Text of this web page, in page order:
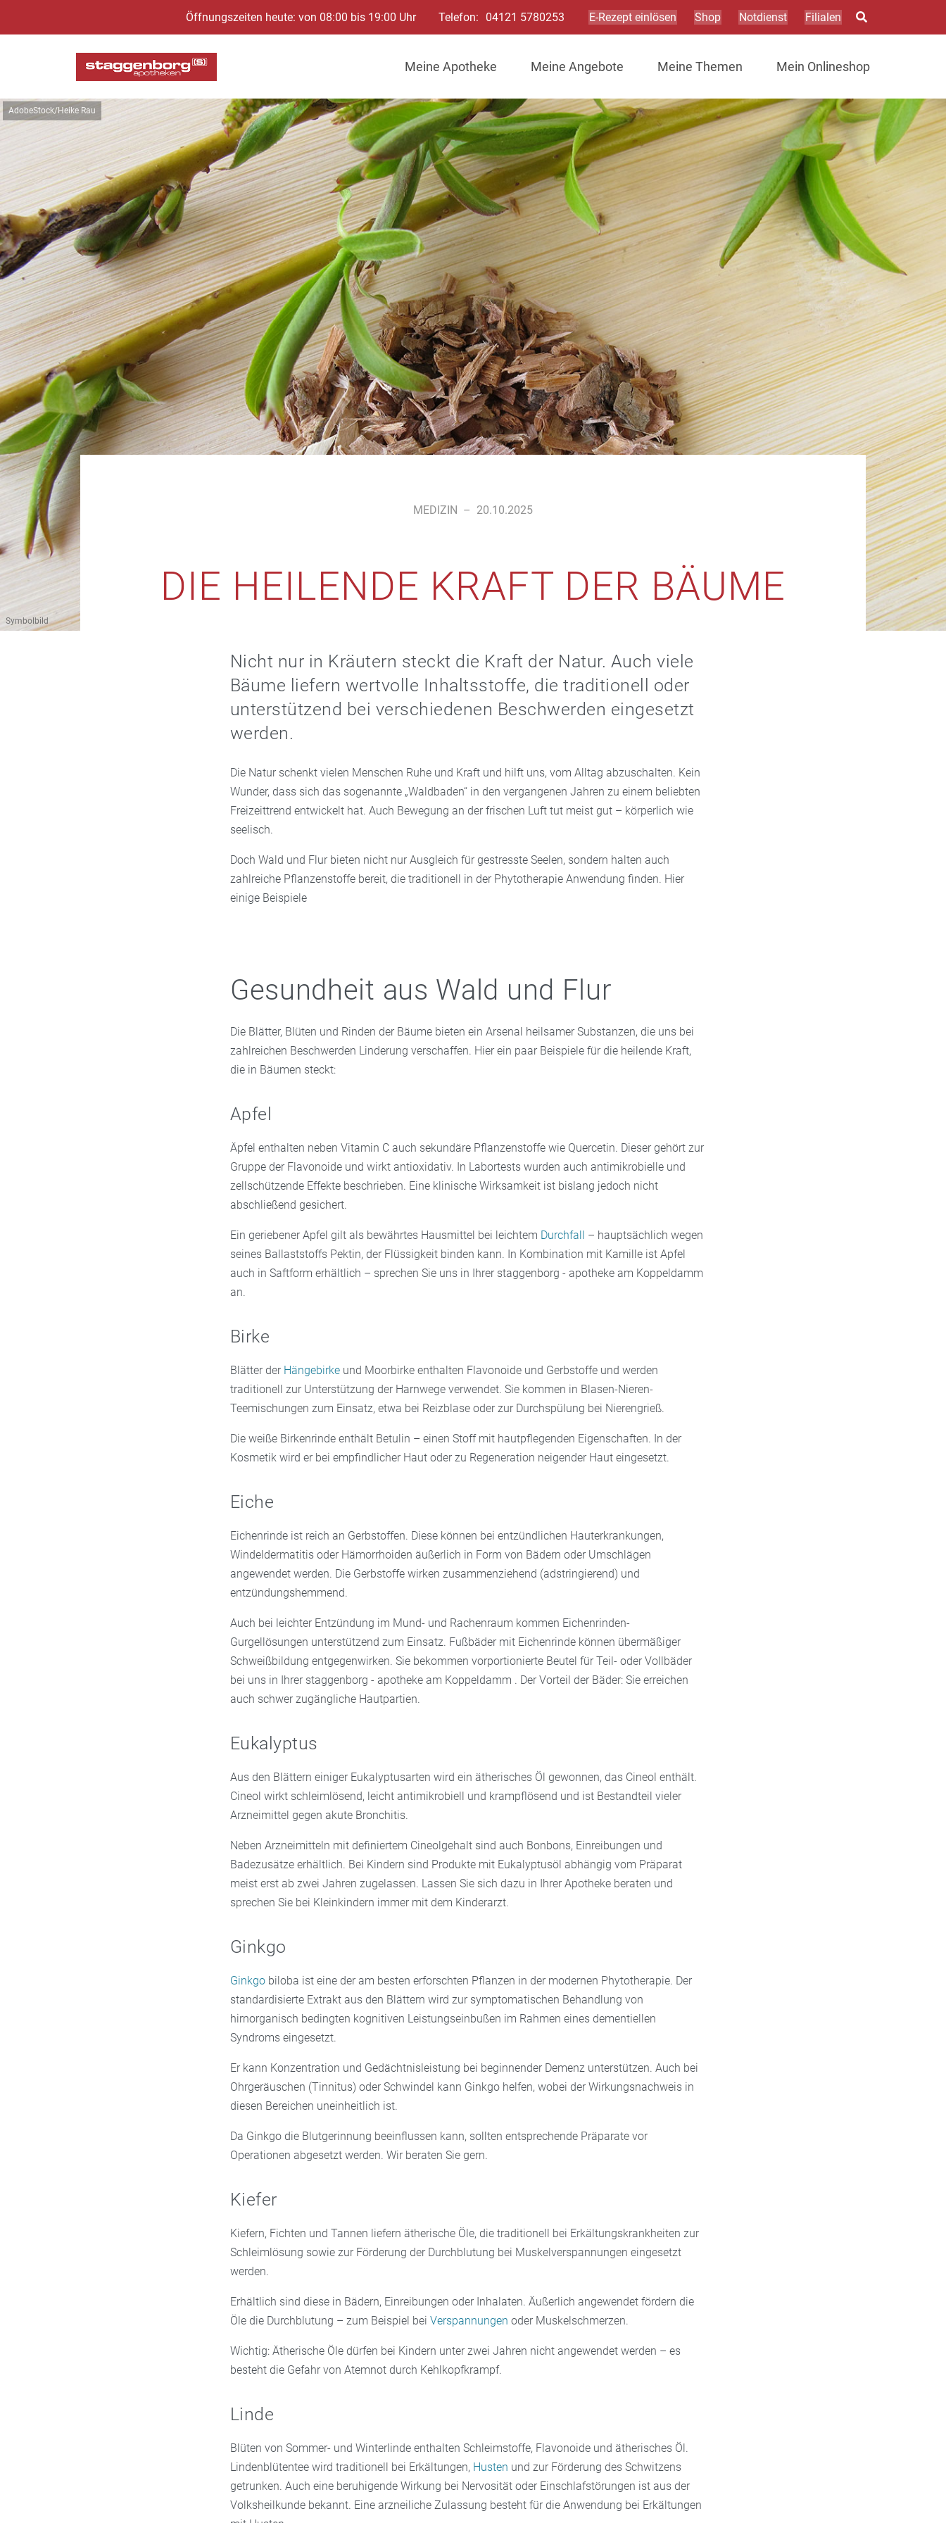
Öffnungszeiten heute: von 08:00 bis 19:00 Uhr Telefon: 04121 5780253 E-Rezept einlösen Shop Notdienst Filialen
Meine Apotheke Meine Angebote Meine Themen Mein Onlineshop
AdobeStock/Heike Rau
Symbolbild
MEDIZIN – 20.10.2025
DIE HEILENDE KRAFT DER BÄUME
Nicht nur in Kräutern steckt die Kraft der Natur. Auch viele
Bäume liefern wertvolle Inhaltsstoffe, die traditionell oder
unterstützend bei verschiedenen Beschwerden eingesetzt
werden.
Die Natur schenkt vielen Menschen Ruhe und Kraft und hilft uns, vom Alltag abzuschalten. Kein
Wunder, dass sich das sogenannte „Waldbaden“ in den vergangenen Jahren zu einem beliebten
Freizeittrend entwickelt hat. Auch Bewegung an der frischen Luft tut meist gut – körperlich wie
seelisch.
Doch Wald und Flur bieten nicht nur Ausgleich für gestresste Seelen, sondern halten auch
zahlreiche Pflanzenstoffe bereit, die traditionell in der Phytotherapie Anwendung finden. Hier
einige Beispiele
Gesundheit aus Wald und Flur
Die Blätter, Blüten und Rinden der Bäume bieten ein Arsenal heilsamer Substanzen, die uns bei
zahlreichen Beschwerden Linderung verschaffen. Hier ein paar Beispiele für die heilende Kraft,
die in Bäumen steckt:
Apfel
Äpfel enthalten neben Vitamin C auch sekundäre Pflanzenstoffe wie Quercetin. Dieser gehört zur
Gruppe der Flavonoide und wirkt antioxidativ. In Labortests wurden auch antimikrobielle und
zellschützende Effekte beschrieben. Eine klinische Wirksamkeit ist bislang jedoch nicht
abschließend gesichert.
Ein geriebener Apfel gilt als bewährtes Hausmittel bei leichtem Durchfall – hauptsächlich wegen
seines Ballaststoffs Pektin, der Flüssigkeit binden kann. In Kombination mit Kamille ist Apfel
auch in Saftform erhältlich – sprechen Sie uns in Ihrer staggenborg - apotheke am Koppeldamm
an.
Birke
Blätter der Hängebirkeund Moorbirke enthalten Flavonoide und Gerbstoffe und werden
traditionell zur Unterstützung der Harnwege verwendet. Sie kommen in Blasen-Nieren-
Teemischungen zum Einsatz, etwa bei Reizblase oder zur Durchspülung bei Nierengrieß.
Die weiße Birkenrinde enthält Betulin – einen Stoff mit hautpflegenden Eigenschaften. In der
Kosmetik wird er bei empfindlicher Haut oder zu Regeneration neigender Haut eingesetzt.
Eiche
Eichenrinde ist reich an Gerbstoffen. Diese können bei entzündlichen Hauterkrankungen,
Windeldermatitis oder Hämorrhoiden äußerlich in Form von Bädern oder Umschlägen
angewendet werden. Die Gerbstoffe wirken zusammenziehend (adstringierend) und
entzündungshemmend.
Auch bei leichter Entzündung im Mund- und Rachenraum kommen Eichenrinden-
Gurgellösungen unterstützend zum Einsatz. Fußbäder mit Eichenrinde können übermäßiger
Schweißbildung entgegenwirken. Sie bekommen vorportionierte Beutel für Teil- oder Vollbäder
bei uns in Ihrer staggenborg - apotheke am Koppeldamm . Der Vorteil der Bäder: Sie erreichen
auch schwer zugängliche Hautpartien.
Eukalyptus
Aus den Blättern einiger Eukalyptusarten wird ein ätherisches Öl gewonnen, das Cineol enthält.
Cineol wirkt schleimlösend, leicht antimikrobiell und krampflösend und ist Bestandteil vieler
Arzneimittel gegen akute Bronchitis.
Neben Arzneimitteln mit definiertem Cineolgehalt sind auch Bonbons, Einreibungen und
Badezusätze erhältlich. Bei Kindern sind Produkte mit Eukalyptusöl abhängig vom Präparat
meist erst ab zwei Jahren zugelassen. Lassen Sie sich dazu in Ihrer Apotheke beraten und
sprechen Sie bei Kleinkindern immer mit dem Kinderarzt.
Ginkgo
Ginkgobiloba ist eine der am besten erforschten Pflanzen in der modernen Phytotherapie. Der
standardisierte Extrakt aus den Blättern wird zur symptomatischen Behandlung von
hirnorganisch bedingten kognitiven Leistungseinbußen im Rahmen eines dementiellen
Syndroms eingesetzt.
Er kann Konzentration und Gedächtnisleistung bei beginnender Demenz unterstützen. Auch bei
Ohrgeräuschen (Tinnitus) oder Schwindel kann Ginkgo helfen, wobei der Wirkungsnachweis in
diesen Bereichen uneinheitlich ist.
Da Ginkgo die Blutgerinnung beeinflussen kann, sollten entsprechende Präparate vor
Operationen abgesetzt werden. Wir beraten Sie gern.
Kiefer
Kiefern, Fichten und Tannen liefern ätherische Öle, die traditionell bei Erkältungskrankheiten zur
Schleimlösung sowie zur Förderung der Durchblutung bei Muskelverspannungen eingesetzt
werden.
Erhältlich sind diese in Bädern, Einreibungen oder Inhalaten. Äußerlich angewendet fördern die
Öle die Durchblutung – zum Beispiel bei Verspannungen oder Muskelschmerzen.
Wichtig: Ätherische Öle dürfen bei Kindern unter zwei Jahren nicht angewendet werden – es
besteht die Gefahr von Atemnot durch Kehlkopfkrampf.
Linde
Blüten von Sommer- und Winterlinde enthalten Schleimstoffe, Flavonoide und ätherisches Öl.
Lindenblütentee wird traditionell bei Erkältungen, Husten und zur Förderung des Schwitzens
getrunken. Auch eine beruhigende Wirkung bei Nervosität oder Einschlafstörungen ist aus der
Volksheilkunde bekannt. Eine arzneiliche Zulassung besteht für die Anwendung bei Erkältungen